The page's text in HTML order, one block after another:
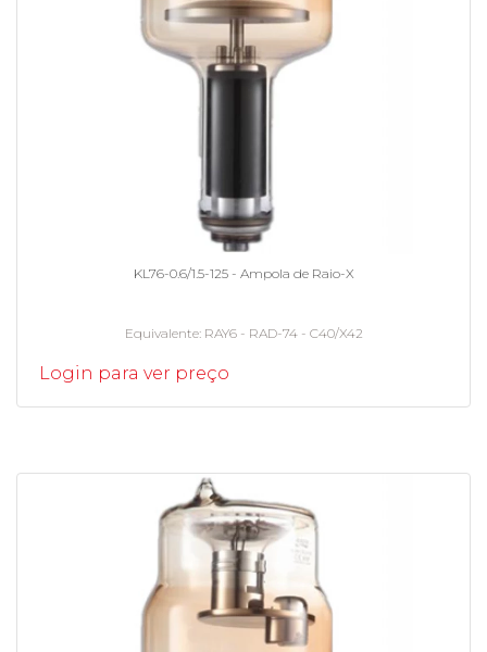
KL76-0.6/1.5-125 - Ampola de Raio-X
Equivalente RAY6 - RAD-74 - C40/X42
Login para ver preço